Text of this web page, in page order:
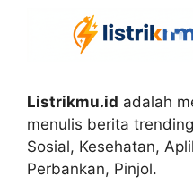
Listrikmu.id adalah
menulis berita
Sosial, Kesehatan,
Perbankan, Pinjol.